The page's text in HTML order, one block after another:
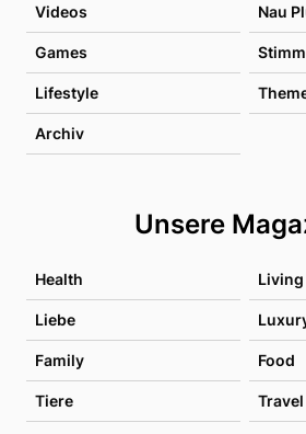
Videos Nau
Games
Lifestyle
Archiv
Unsere
Health Living
Liebe
Family Food
Tiere Travel